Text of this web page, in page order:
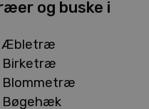
og buske i
Æbletræ
Birketræ